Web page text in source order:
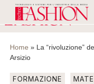
Home » La “rivoluzione”
Arsizio
FORMAZIONE